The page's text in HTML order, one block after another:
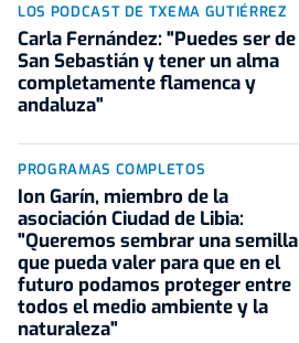
LOS PODCAST DE TXEMA GUTIÉRREZ
Carla Fernández: "Puedes ser de
San Sebastián y tener un alma
completamente flamenca y
andaluza"
PROGRAMAS COMPLETOS
Ion Garín, miembro de la
asociación Ciudad de Libia:
"Queremos sembrar una semilla
que pueda valer para que en el
futuro podamos proteger entre
todos el medio ambiente y la
naturaleza"